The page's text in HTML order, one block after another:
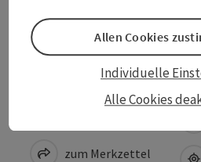
Barrierefreiheit
zum Merkzettel
Alle Cookies
Individuelle
Allen Cookies